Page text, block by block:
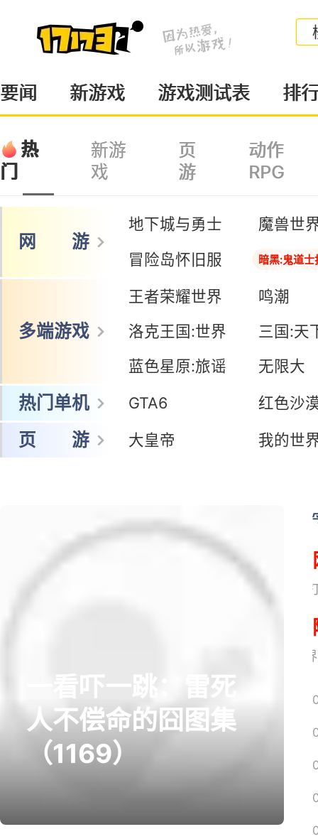
要闻 新游戏 游戏测试表 排
热
门
新游
戏
页
游
动作
RPG
网 游
地下城与勇士
魔兽世
冒险岛怀旧服
暗黑:鬼道士
多端游戏
王者荣耀世界
鸣潮
洛克王国:世界
三国:天
蓝色星原:旅谣
无限大
热门单机 GTA6 红色沙
页 游 大皇帝 我的世
一看吓一跳：雷死
人不偿命的囧图集
（1169）
网易搜
《魔兽世